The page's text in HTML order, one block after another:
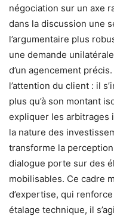
négociation sur un axe
dans la discussion une
l’argumentaire plus
une demande
d’un agencement
l’attention du client : il
plus qu’à son montant
expliquer les arbitrages
la nature des
transforme la
dialogue porte sur des
mobilisables. Ce cadre
d’expertise, qui
étalage technique, il